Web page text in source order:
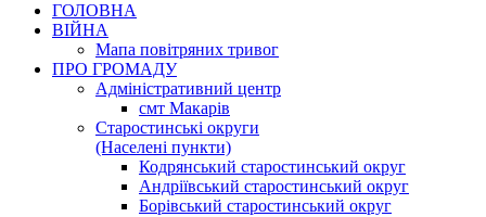
ГОЛОВНА
ВІЙНА
Мапа повітряних тривог
ПРО ГРОМАДУ
Aдміністративний центр
смт Макарів
Старостинські округи
(Населені пункти)
Кодрянський старостинський округ
Андріївський старостинський округ
Борівський старостинський округ